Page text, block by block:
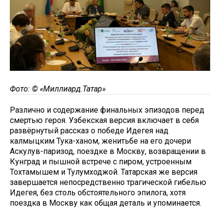
Фото: © «Миллиард.Татар»
Различно и содержание финальных эпизодов перед
смертью героя. Узбекская версия включает в себя
развёрнутый рассказ о победе Идегея над
калмыцким Тука-ханом, женитьбе на его дочери
Аскулув-паризод, поездке в Москву, возвращении в
Кунград и пышной встрече с пиром, устроенным
Тохтамышем и Тулумходжой. Татарская же версия
завершается непосредственно трагической гибелью
Идегея, без столь обстоятельного эпилога, хотя
поездка в Москву как общая деталь и упоминается.